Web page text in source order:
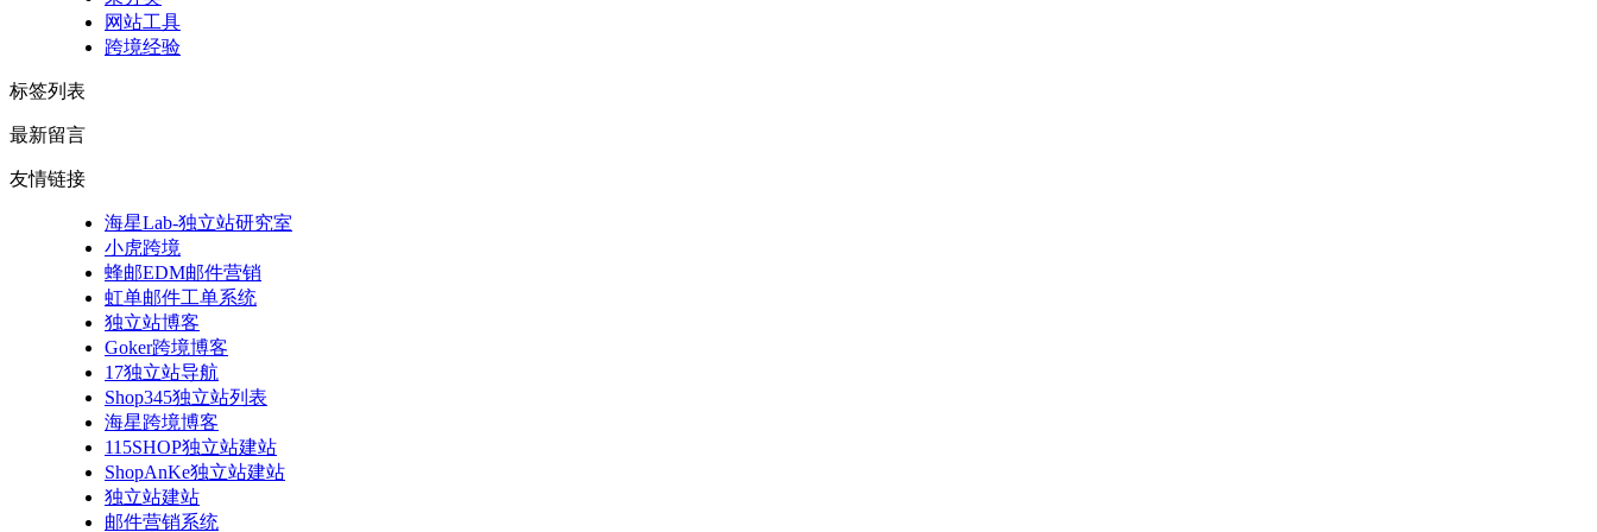
网站工具
跨境经验
标签列表
最新留言
友情链接
海星Lab-独立站研究室
小虎跨境
蜂邮EDM邮件营销
虹单邮件工单系统
独立站博客
Goker跨境博客
17独立站导航
Shop345独立站列表
海星跨境博客
115SHOP独立站建站
ShopAnKe独立站建站
独立站建站
邮件营销系统